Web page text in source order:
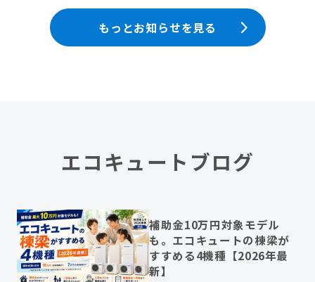
もっとお知らせを見る
エコキュートブログ
補助金10万円対象モデル
も。エコキュートの棟梁が
すすめる4機種【2026年最
新】